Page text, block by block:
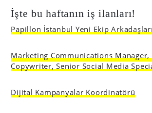
İşte bu haftanın iş ilanları!
Papillon İstanbul Yeni Ekip
Marketing Communications Manager,
Copywriter, Senior Social Media
Dijital Kampanyalar Koordinatörü